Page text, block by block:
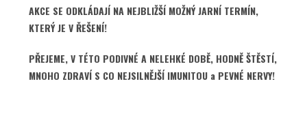
AKCE SE ODKLÁDAJÍ NA NEJBLIŽŠÍ MOŽNÝ JARNÍ TERMÍN,
KTERÝ JE V ŘEŠENÍ!
PŘEJEME, V TÉTO PODIVNÉ A NELEHKÉ DOBĚ, HODNĚ ŠTĚSTÍ,
MNOHO ZDRAVÍ S CO NEJSILNĚJŠÍ IMUNITOU a PEVNÉ NERVY!